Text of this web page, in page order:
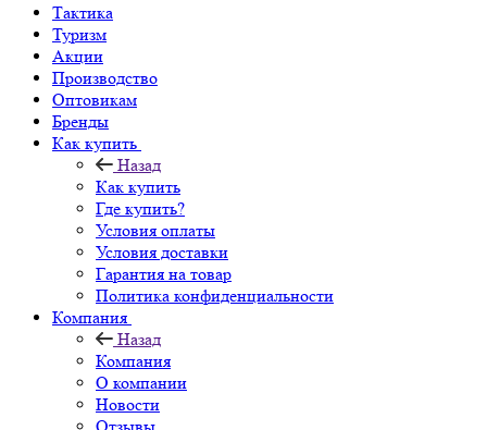
Тактика
Туризм
Акции
Производство
Оптовикам
Бренды
Как купить
Назад
Как купить
Где купить?
Условия оплаты
Условия доставки
Гарантия на товар
Политика конфиденциальности
Компания
Назад
Компания
О компании
Новости